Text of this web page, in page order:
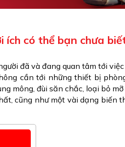
ích có thể bạn chưa
đã và đang quan tâm tới
cần tới những thiết bị
mông, đùi săn chắc, loại bỏ
cũng như một vài dạng biến